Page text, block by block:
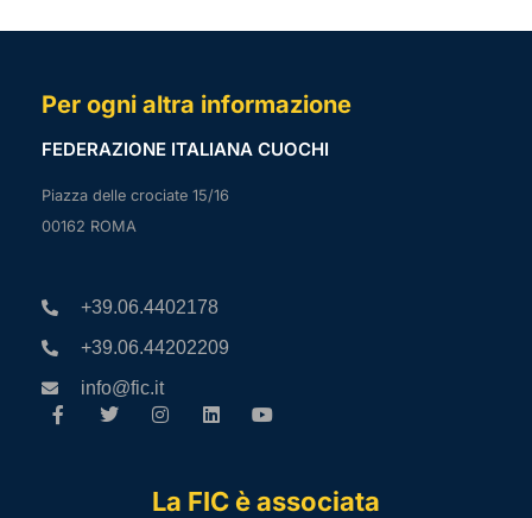
Per ogni altra informazione
FEDERAZIONE ITALIANA CUOCHI
Piazza delle crociate 15/16
00162 ROMA
+39.06.4402178
+39.06.44202209
info@fic.it
La FIC è associata